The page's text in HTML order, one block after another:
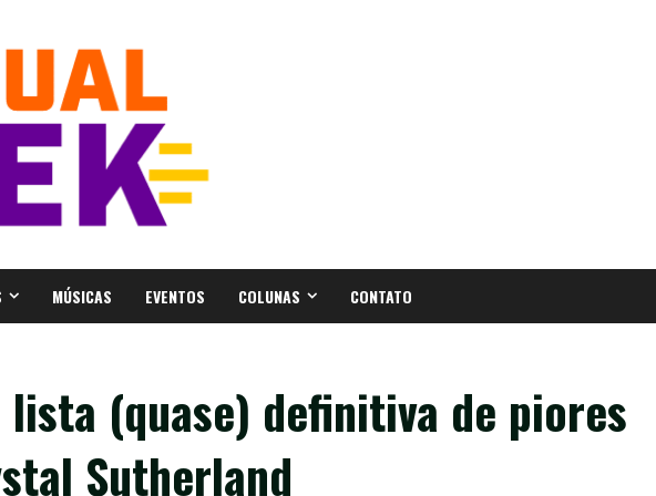
MÚSICAS EVENTOS COLUNAS CONTATO
lista (quase) definitiva de piores
Sutherland